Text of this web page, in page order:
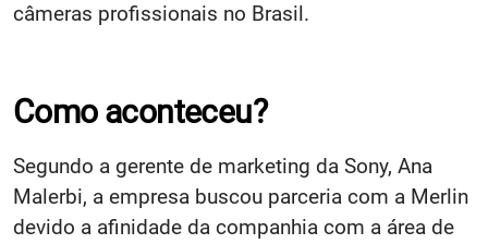
câmeras profissionais no Brasil.
Como aconteceu?
Segundo a gerente de marketing da Sony, Ana
Malerbi, a empresa buscou parceria com a Merlin
devido a afinidade da companhia com a área de